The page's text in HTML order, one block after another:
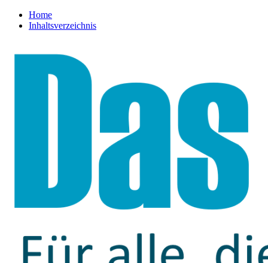
Home
Inhaltsverzeichnis